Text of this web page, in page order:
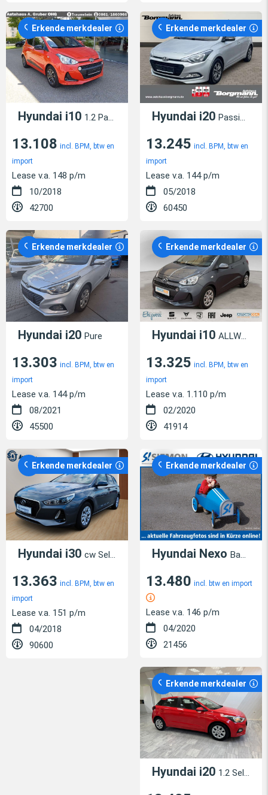
Erkende merkdealer
Hyundai i10 1.2 Passion Sitz- & Lenkradheizung +Klima + WR
13.108 incl. BPM, btw en
import
Lease v.a. 148 p/m
10/2018
42700
Erkende merkdealer
Hyundai i20 Passion 1.2 Bluetooth - Sitzheizung - Lenkradheizu
13.245 incl. BPM, btw en
import
Lease v.a. 144 p/m
05/2018
60450
Erkende merkdealer
Hyundai i20 Pure
13.303 incl. BPM, btw en
import
Lease v.a. 144 p/m
08/2021
45500
Erkende merkdealer
Hyundai i10 ALLWETTER TEMPOMAT APPLE/ANDROID BLUETOOTH KLIMA
13.325 incl. BPM, btw en
import
Lease v.a. 1.110 p/m
02/2020
41914
Erkende merkdealer
Hyundai i30 cw Select
13.363 incl. BPM, btw en
import
Lease v.a. 151 p/m
04/2018
90600
Erkende merkdealer
Hyundai Nexo Basis Premium Paket Navi RFK SHZ LED Klimaa
13.480 incl. btw en import
Lease v.a. 146 p/m
04/2020
21456
Erkende merkdealer
Hyundai i20 1.2 Select 5-türig 8x bereift Garantie